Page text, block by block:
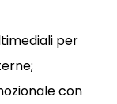
per
con